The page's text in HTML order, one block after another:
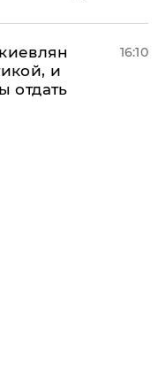
и
отдать
16:10